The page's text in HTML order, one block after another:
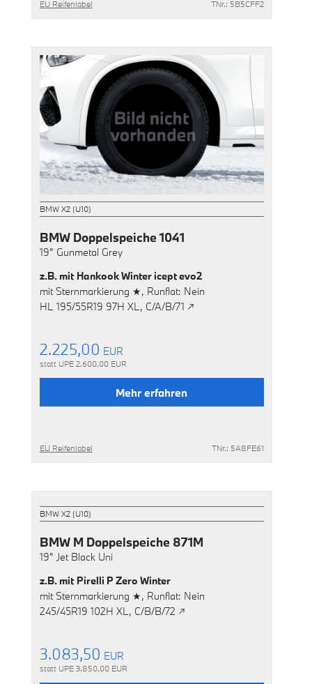
EU Reifenlabel TNr.: 5B5CFF2
BMW X2 (U10)
BMW Doppelspeiche 1041
19" Gunmetal Grey
z.B. mit Hankook Winter icept evo2
mit Sternmarkierung ★, Runflat: Nein
HL 195/55R19 97H XL, C/A/B/71 ↗
2.225,00 EUR
statt UPE 2.600,00 EUR
Mehr erfahren
EU Reifenlabel TNr.: 5A8FE61
BMW X2 (U10)
BMW M Doppelspeiche 871M
19" Jet Black Uni
z.B. mit Pirelli P Zero Winter
mit Sternmarkierung ★, Runflat: Nein
245/45R19 102H XL, C/B/B/72 ↗
3.083,50 EUR
statt UPE 3.850,00 EUR